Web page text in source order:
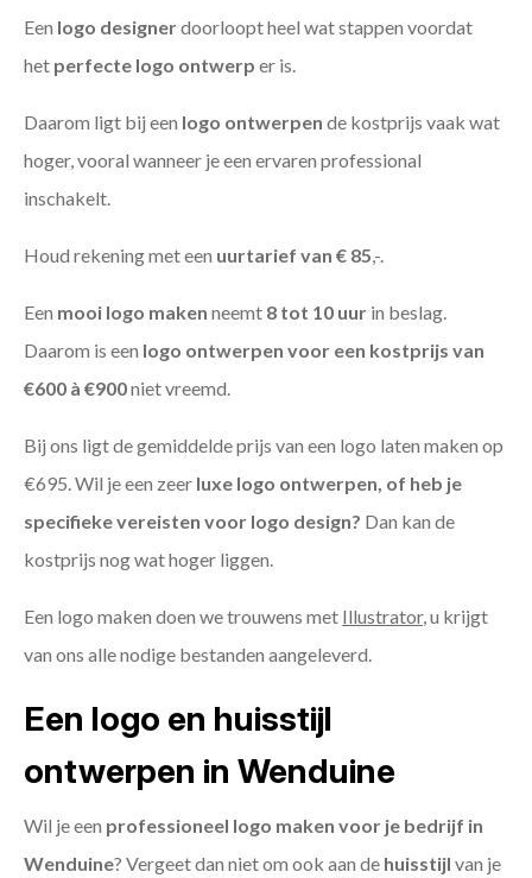
Een logo designerdoorloopt heel wat stappen voordat
het perfecte logo ontwerp er is.
Daarom ligt bij een logo ontwerpen de kostprijs vaak wat
hoger, vooral wanneer je een ervaren professional
inschakelt.
Houd rekening met een uurtarief van € 85,-.
Een mooi logo maken neemt 8 tot 10 uur in beslag.
Daarom is een logo ontwerpen voor een kostprijs van
€600 à €900niet vreemd.
Bij ons ligt de gemiddelde prijs van een logo laten maken op
€695. Wil je een zeer luxe logo ontwerpen, of heb je
specifieke vereisten voor logo design? Dan kan de
kostprijs nog wat hoger liggen.
Een logo maken doen we trouwens met Illustrator, u krijgt
van ons alle nodige bestanden aangeleverd.
Een logo en huisstijl
ontwerpen in Wenduine
Wil je een professioneel logo maken voor je bedrijf in
Wenduine? Vergeet dan niet om ook aan de huisstijl van je